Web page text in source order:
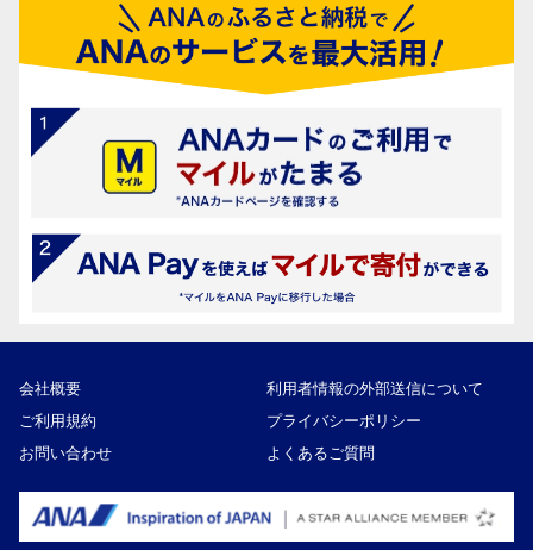
会社概要
利用者情報の外部送信について
ご利用規約
プライバシーポリシー
お問い合わせ
よくあるご質問